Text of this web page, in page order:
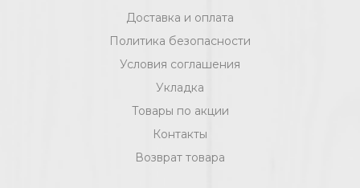
Доставка и оплата
Политика безопасности
Условия соглашения
Укладка
Товары по акции
Контакты
Возврат товара